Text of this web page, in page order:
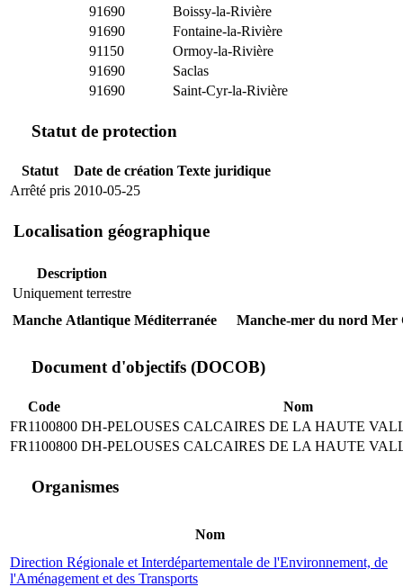
91690
Boissy-la-Rivière
91690
Fontaine-la-Rivière
91150
Ormoy-la-Rivière
91690
Saclas
91690
Saint-Cyr-la-Rivière
Statut de protection
Statut Date de création Texte juridique
Arrêté pris 2010-05-25
Localisation géographique
Description
Uniquement terrestre
Manche Atlantique Méditerranée Manche-mer du nord Mer
Document d'objectifs (DOCOB)
Code
Nom
FR1100800 DH-PELOUSES CALCAIRES DE LA HAUTE
FR1100800 DH-PELOUSES CALCAIRES DE LA HAUTE
Organismes
Nom
Direction Régionale et Interdépartementale de l'Environnement, de
l'Aménagement et des Transports